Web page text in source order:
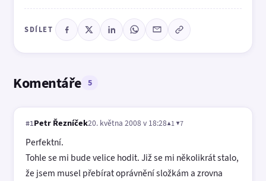
SDÍLET
Komentáře 5
#1 Petr Řezníček20. května 2008 v 18:28▲1 ▼7
Perfektní.
Tohle se mi bude velice hodit. Již se mi několikrát stalo,
že jsem musel přebírat oprávnění složkám a zrovna